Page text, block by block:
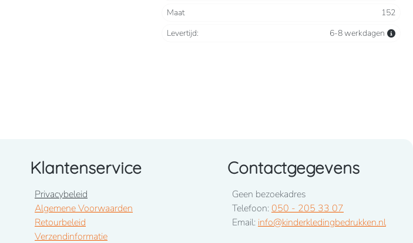
Maat
152
Levertijd:
6-8 werkdagen
Klantenservice
Privacybeleid
Algemene Voorwaarden
Retourbeleid
Verzendinformatie
Contactgegevens
Geen bezoekadres
Telefoon: 050 - 205 33 07
Email: info@kinderkledingbedrukken.nl